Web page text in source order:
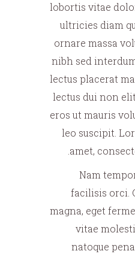
lobortis vitae
ultricies diam
ornare massa
nibh sed
lectus placerat
lectus dui non
eros ut mauris
leo suscipit.
amet,
Nam
facilisis orci.
magna, eget
vitae
natoque